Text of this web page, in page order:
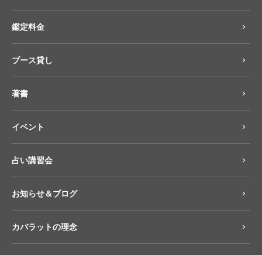
鑑定料金
ブース貸し
著書
イベント
占い講習会
お知らせ＆ブログ
カバラットの理念